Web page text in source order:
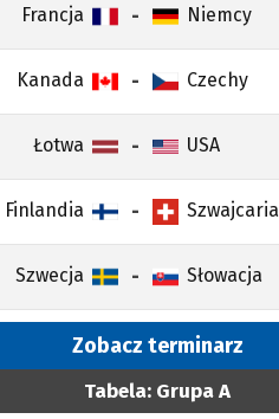
Francja - Niemcy
Kanada - Czechy
Łotwa - USA
Finlandia - Szwajcaria
Szwecja - Słowacja
Zobacz terminarz
Tabela: Grupa A